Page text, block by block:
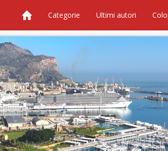
Categorie Ultimi autori